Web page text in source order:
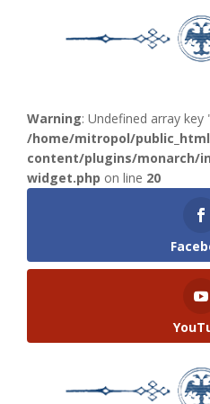
Warning: Undefined array key
/home/mitropol/
content/plugins/monarch/
widget.php on line 20